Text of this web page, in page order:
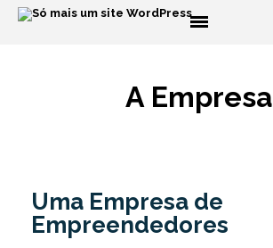
Quem Somos
CARGA RODOVIÁRIA
DIFERENCIAIS
A Empresa
Uma Empresa de
Empreendedores